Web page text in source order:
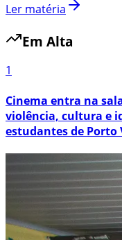
Ler matéria
Em Alta
1
Cinema entra na
violência, cultura e
estudantes de Porto